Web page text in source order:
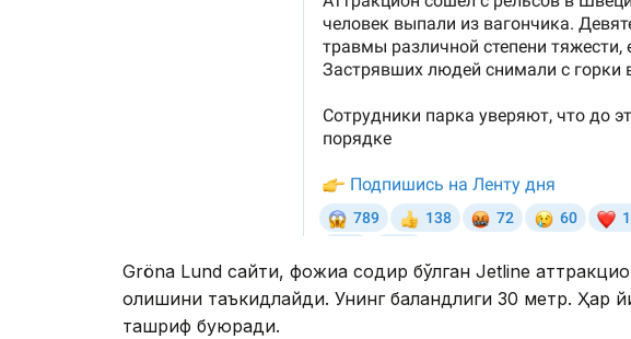
Gröna Lund сайти, фожиа содир бўлган Jetline
олишини таъкидлайди. Унинг баландлиги 30 метр. Ҳар
ташриф буюради.